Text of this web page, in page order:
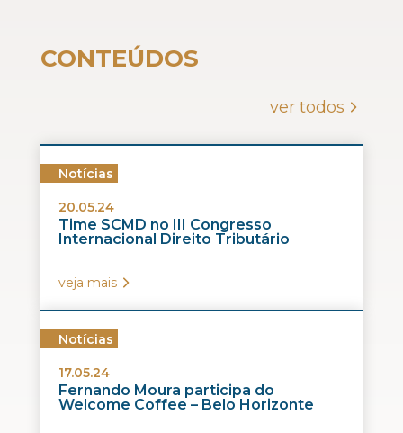
CONTEÚDOS
ver todos
Notícias
20.05.24
Time SCMD no III Congresso
Internacional Direito Tributário
veja mais
Notícias
17.05.24
Fernando Moura participa do
Welcome Coffee – Belo Horizonte